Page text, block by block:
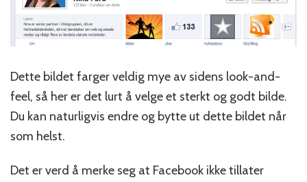
Dette bildet farger veldig mye av sidens look-and-
feel, så her er det lurt å velge et sterkt og godt bilde.
Du kan naturligvis endre og bytte ut dette bildet når
som helst.
Det er verd å merke seg at Facebook ikke tillater